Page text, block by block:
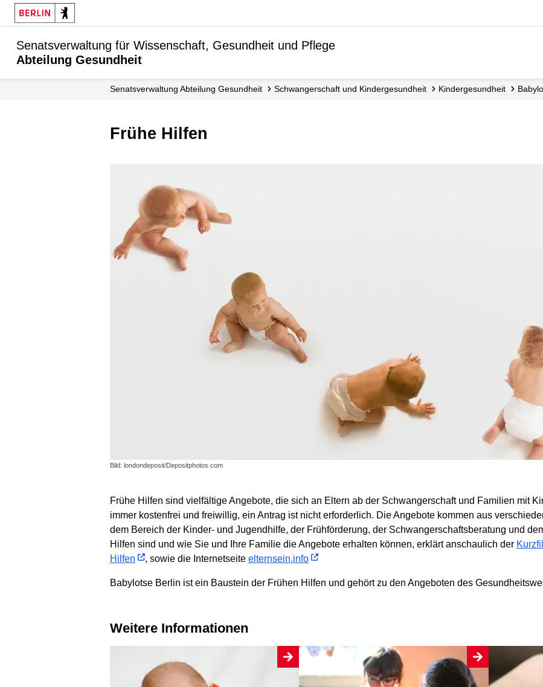
Senatsverwaltung für Wissenschaft, Gesundheit und Pflege
Abteilung Gesundheit
Senats­verwaltung Abteilung Gesundheit Schwangerschaft und Kinder­gesundheit Kinder­gesundheit
Frühe Hilfen
Bild: londondeposit/Depositphotos.com
Frühe Hilfen sind vielfältige Angebote, die sich an Eltern ab der Schwangerschaft und Familien mit
immer kostenfrei und freiwillig, ein Antrag ist nicht erforderlich. Die Angebote kommen aus
dem Bereich der Kinder- und Jugendhilfe, der Frühförderung, der Schwangerschaftsberatung und
Hilfen sind und wie Sie und Ihre Familie die Angebote erhalten können, erklärt anschaulich der
Hilfen
, sowie die Internetseite elternsein.info
Babylotse Berlin ist ein Baustein der Frühen Hilfen und gehört zu den Angeboten des
Weitere Informationen